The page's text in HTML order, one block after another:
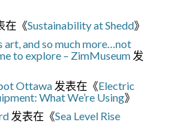
在《Sustainability at Shedd》
art, and so much more…not
to explore – ZimMuseum 发
Ottawa 发表在《Electric
What We’re Using》
发表在《Sea Level Rise